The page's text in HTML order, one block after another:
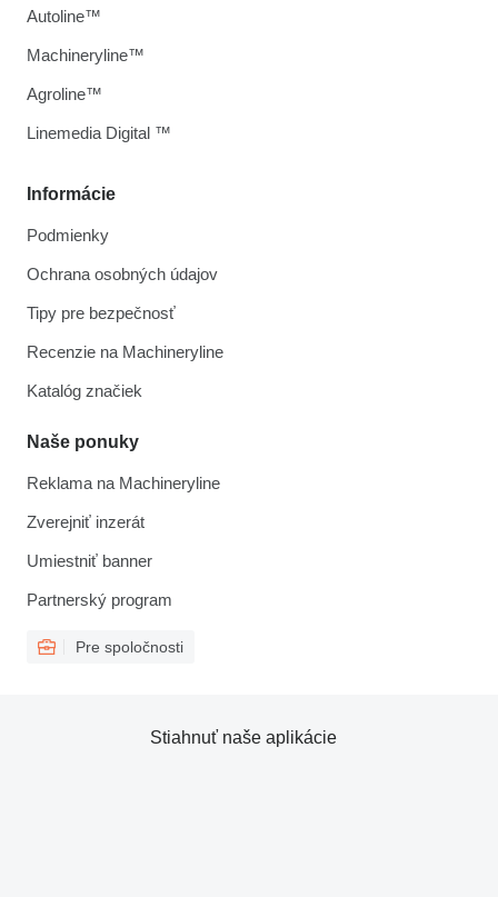
Informácie
Podmienky
Ochrana osobných údajov
Tipy pre bezpečnosť
Recenzie na Machineryline
Katalóg značiek
Naše ponuky
Reklama na Machineryline
Zverejniť inzerát
Umiestniť banner
Partnerský program
Pre spoločnosti
Autoline™
Machineryline™
Agroline™
Linemedia Digital ™
Stiahnuť naše aplikácie